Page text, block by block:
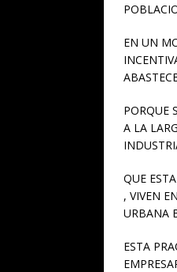
EN UN
PORQUE
A LA
QUE
, VIVEN
URBANA
ESTA